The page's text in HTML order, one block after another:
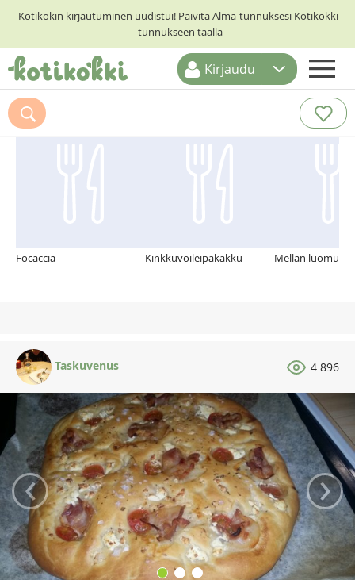
Kotikokin kirjautuminen uudistui! Päivitä Alma-tunnuksesi Kotikokki-
tunnukseen täällä
ETUSIVU
RESEPTIHAKU
Kirjaudu
Suosittelemme myös
Focaccia Kinkkuvoileipäkakku Mellan
Taskuvenus 4 896
‹ ›